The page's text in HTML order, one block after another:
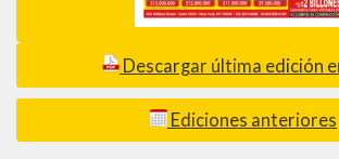
Descargar última edición
Ediciones anteriores